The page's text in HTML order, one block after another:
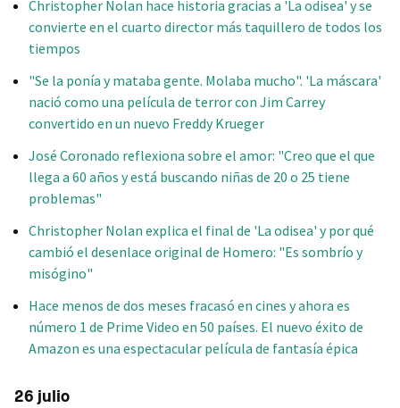
Christopher Nolan hace historia gracias a 'La odisea' y se
convierte en el cuarto director más taquillero de todos los
tiempos
"Se la ponía y mataba gente. Molaba mucho". 'La máscara'
nació como una película de terror con Jim Carrey
convertido en un nuevo Freddy Krueger
José Coronado reflexiona sobre el amor: "Creo que el que
llega a 60 años y está buscando niñas de 20 o 25 tiene
problemas"
Christopher Nolan explica el final de 'La odisea' y por qué
cambió el desenlace original de Homero: "Es sombrío y
misógino"
Hace menos de dos meses fracasó en cines y ahora es
número 1 de Prime Video en 50 países. El nuevo éxito de
Amazon es una espectacular película de fantasía épica
26 julio